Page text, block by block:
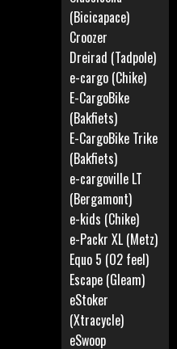
(Bicicapace)
Croozer
Dreirad (Tadpole)
e-cargo (Chike)
E-CargoBike
(Bakfiets)
E-CargoBike Trike
(Bakfiets)
e-cargoville LT
(Bergamont)
e-kids (Chike)
e-Packr XL (Metz)
Equo 5 (O2 feel)
Escape (Gleam)
eStoker
(Xtracycle)
eSwoop